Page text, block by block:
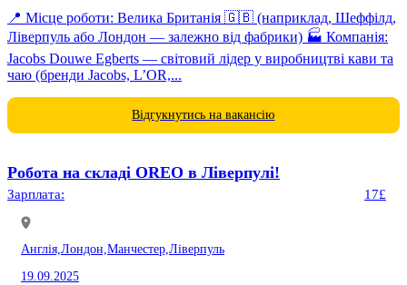
📍 Місце роботи: Велика Британія 🇬🇧 (наприклад, Шеффілд,
Ліверпуль або Лондон — залежно від фабрики) 🏭 Компанія:
Jacobs Douwe Egberts — світовий лідер у виробництві кави та
чаю (бренди Jacobs, L’OR,...
Відгукнутись на вакансію
Робота на складі OREO в Ліверпулі!
Зарплата: 17£
Англія, Лондон, Манчестер, Ліверпуль
19.09.2025